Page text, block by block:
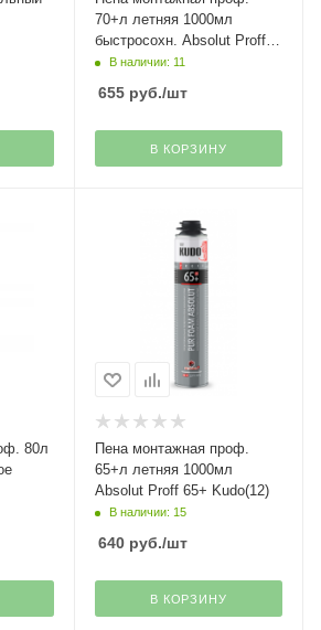
70+л летняя 1000мл
быстросохн. Absolut Proff
Xpress Kudo
В наличии: 11
655руб./шт
В КОРЗИНУ
80л
Пена монтажная проф.
65+л летняя 1000мл
Absolut Proff 65+ Kudo(12)
В наличии: 15
640руб./шт
В КОРЗИНУ